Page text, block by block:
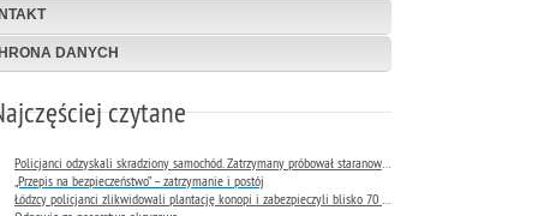
DANYCH
czytane
Policjanci odzyskali skradziony samochód. Zatrzymany próbował staranować radiowóz
„Przepis na bezpieczeństwo” – zatrzymanie i postój
Łódzcy policjanci zlikwidowali plantację konopi i zabezpieczyli blisko 70 jednostek broni oraz amunicję